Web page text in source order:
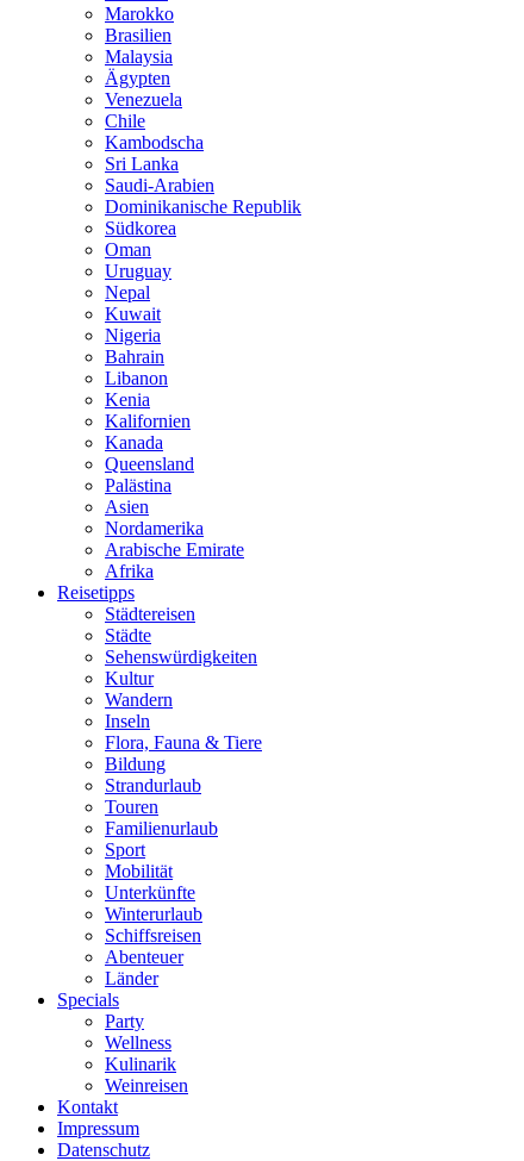
Marokko
Brasilien
Malaysia
Ägypten
Venezuela
Chile
Kambodscha
Sri Lanka
Saudi-Arabien
Dominikanische Republik
Südkorea
Oman
Uruguay
Nepal
Kuwait
Nigeria
Bahrain
Libanon
Kenia
Kalifornien
Kanada
Queensland
Palästina
Asien
Nordamerika
Arabische Emirate
Afrika
Reisetipps
Städtereisen
Städte
Sehenswürdigkeiten
Kultur
Wandern
Inseln
Flora, Fauna & Tiere
Bildung
Strandurlaub
Touren
Familienurlaub
Sport
Mobilität
Unterkünfte
Winterurlaub
Schiffsreisen
Abenteuer
Länder
Specials
Party
Wellness
Kulinarik
Weinreisen
Kontakt
Impressum
Datenschutz